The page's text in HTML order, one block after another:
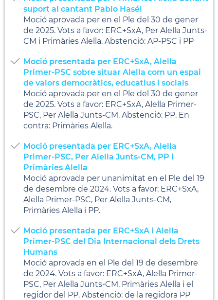
suport al cantant Pablo Hasél
Moció aprovada per en el Ple del 30 de gener
de 2025. Vots a favor: ERC+SxA, Per Alella Junts-
CM i Primàries Alella. Abstenció: AP-PSC i PP
Moció presentada per ERC+SxA, Alella
Primer-PSC sobre situar Alella com un espai
de valors democràtics, educatius i socials
Moció aprovada per en el Ple del 30 de gener
de 2025. Vots a favor: ERC+SxA, Alella Primer-
PSC, Per Alella Junts-CM. Abstenció: PP. En
contra: Primàries Alella.
Moció presentada per ERC+SxA, Alella
Primer-PSC, Per Alella Junts-CM, PP i
Primàries Alella
Moció aprovada per unanimitat en el Ple del 19
de desembre de 2024. Vots a favor: ERC+SxA,
Alella Primer-PSC, Per Alella Junts-CM,
Primàries Alella i PP.
Moció presentada per ERC+SxA i Alella
Primer-PSC del Dia Internacional dels Drets
Humans
Moció aprovada en el Ple del 19 de desembre
de 2024. Vots a favor: ERC+SxA, Alella Primer-
PSC, Per Alella Junts-CM, Primàries Alella i el
regidor del PP. Abstenció: de la regidora PP